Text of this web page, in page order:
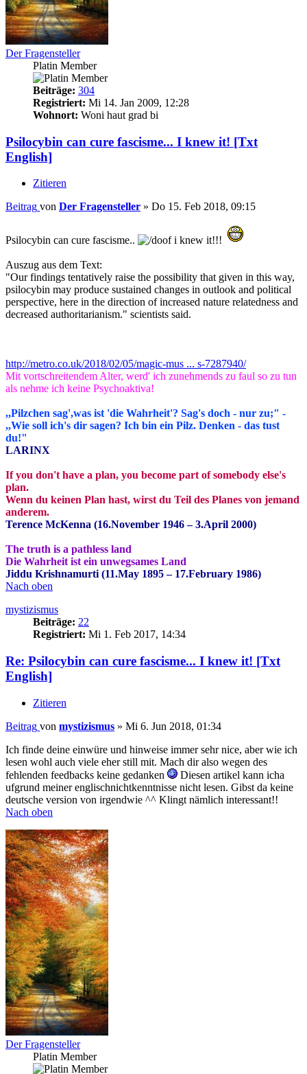
Der Fragensteller
Platin Member
Beiträge: 304
Registriert: Mi 14. Jan 2009, 12:28
Wohnort: Woni haut grad bi
Psilocybin can cure fascisme... I knew it! [Txt
English]
Zitieren
Beitrag von Der Fragensteller » Do 15. Feb 2018, 09:15
Psilocybin can cure fascisme.. i knew it!!!
Auszug aus dem Text:
"Our findings tentatively raise the possibility that given in this way,
psilocybin may produce sustained changes in outlook and political
perspective, here in the direction of increased nature relatedness and
decreased authoritarianism." scientists said.
http://metro.co.uk/2018/02/05/magic-mus ... s-7287940/
Mit vortschreitendem Alter, werd' ich zunehmends zu faul so zu tun
als nehme ich keine Psychoaktiva!
,,Pilzchen sag',was ist 'die Wahrheit'? Sag's doch - nur zu;" -
,,Wie soll ich's dir sagen? Ich bin ein Pilz. Denken - das tust
du!"
LARINX
If you don't have a plan, you become part of somebody else's
plan.
Wenn du keinen Plan hast, wirst du Teil des Planes von jemand
anderem.
Terence McKenna (16.November 1946 – 3.April 2000)
The truth is a pathless land
Die Wahrheit ist ein unwegsames Land
Jiddu Krishnamurti (11.May 1895 – 17.February 1986)
Nach oben
mystizismus
Beiträge: 22
Registriert: Mi 1. Feb 2017, 14:34
Re: Psilocybin can cure fascisme... I knew it! [Txt
English]
Zitieren
Beitrag von mystizismus » Mi 6. Jun 2018, 01:34
Ich finde deine einwüre und hinweise immer sehr nice, aber wie ich
lesen wohl auch viele eher still mit. Mach dir also wegen des
fehlenden feedbacks keine gedanken
Diesen artikel kann icha
ufgrund meiner englischnichtkenntnisse nicht lesen. Gibst da keine
deutsche version von irgendwie ^^ Klingt nämlich interessant!!
Nach oben
Der Fragensteller
Platin Member